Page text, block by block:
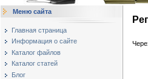
Меню сайта
Главная страница
Информация о сайте
Каталог файлов
Каталог статей
Блог